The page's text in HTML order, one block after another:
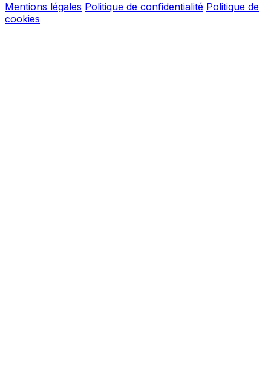
Mentions légales Politique de confidentialité Politique de
cookies